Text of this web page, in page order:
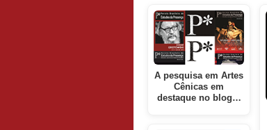
A pesquisa em Artes
Cênicas em
destaque no blog…